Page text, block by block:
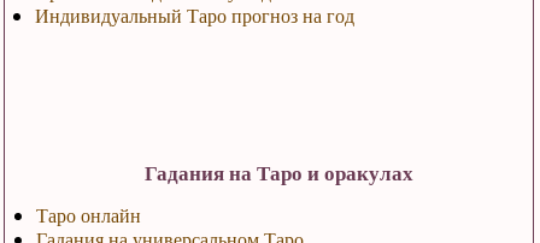
Индивидуальный Таро прогноз на год
Гадания на Таро и оракулах
Таро онлайн